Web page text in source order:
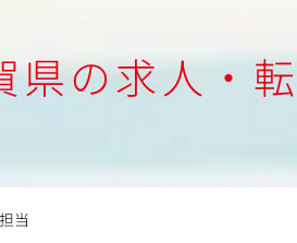
大手広告会社への転職
県の求人・
当